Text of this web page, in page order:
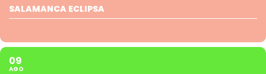
SALAMANCA ECLIPSA
09
AGO